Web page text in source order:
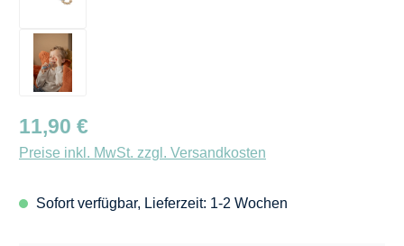
Regulärer Preis:
11,90 €
Preise inkl. MwSt. zzgl. Versandkosten
Sofort verfügbar, Lieferzeit: 1-2 Wochen